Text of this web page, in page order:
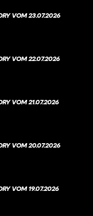
VOM 23.07.2026
VOM 22.07.2026
VOM 21.07.2026
VOM 20.07.2026
VOM 19.07.2026